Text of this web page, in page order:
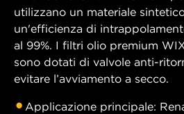
utilizzano un materiale
un'efficienza di
al 99%. I filtri olio premium
sono dotati di valvole anti-
evitare l’avviamento a secco.
Applicazione principale: